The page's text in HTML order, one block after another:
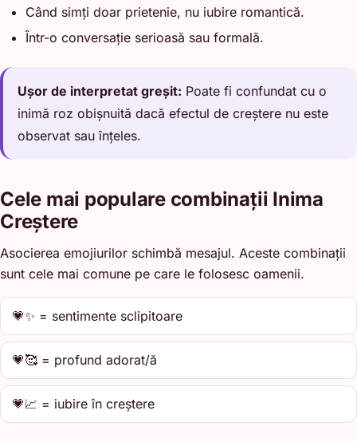
Când simți doar prietenie, nu iubire romantică.
Într-o conversație serioasă sau formală.
Ușor de interpretat greșit: Poate fi confundat cu o
inimă roz obișnuită dacă efectul de creștere nu este
observat sau înțeles.
Cele mai populare combinații Inima
Creștere
Asocierea emojiurilor schimbă mesajul. Aceste combinații
sunt cele mai comune pe care le folosesc oamenii.
💗✨ = sentimente sclipitoare
💗🥰 = profund adorat/ă
💗📈 = iubire în creștere